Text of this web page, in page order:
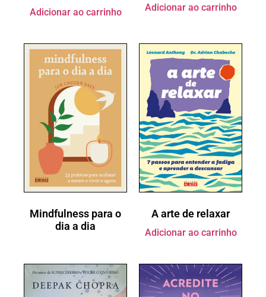
Adicionar ao carrinho Adicionar ao carrinho
Mindfulness para o
dia a dia
A arte de relaxar
Adicionar ao carrinho